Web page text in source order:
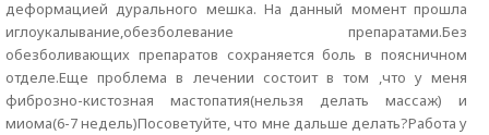
деформацией дурального мешка. На данный момент прошла
иглоукалывание,обезболевание препаратами.Без
обезболивающих препаратов сохраняется боль в поясничном
отделе.Еще проблема в лечении состоит в том ,что у меня
фиброзно-кистозная мастопатия(нельзя делать массаж) и
миома(6-7 недель)Посоветуйте, что мне дальше делать?Работа у